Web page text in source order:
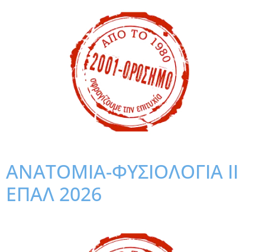
ΑΝΑΤΟΜΙΑ-ΦΥΣΙΟΛΟΓΙΑ ΙΙ
ΕΠΑΛ 2026